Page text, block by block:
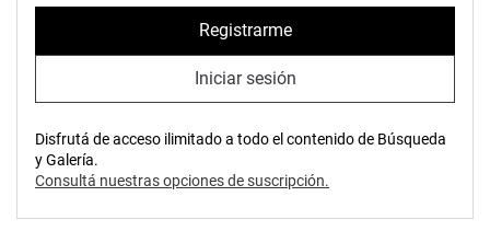
Registrarme
Iniciar sesión
Disfrutá de acceso ilimitado a todo el contenido de Búsqueda
y Galería.
Consultá nuestras opciones de suscripción.